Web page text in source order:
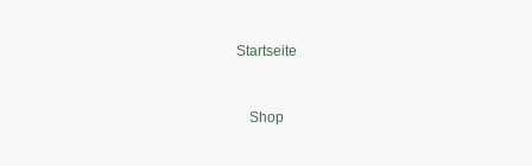
Startseite
Shop